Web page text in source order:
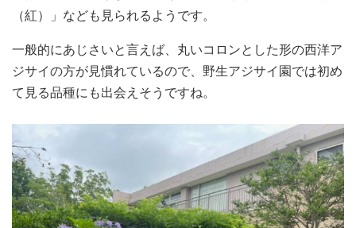
（紅）」なども見られるようです。
一般的にあじさいと言えば、丸いコロンとした形の西洋ア
ジサイの方が見慣れているので、野生アジサイ園では初め
て見る品種にも出会えそうですね。